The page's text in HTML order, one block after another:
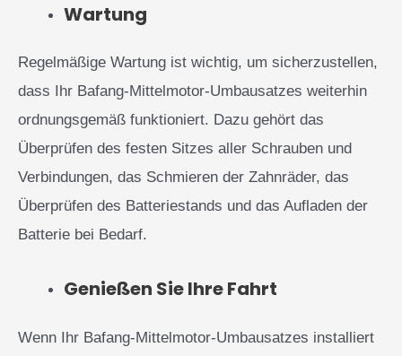
Wartung
Regelmäßige Wartung ist wichtig, um sicherzustellen,
dass Ihr Bafang-Mittelmotor-Umbausatzes weiterhin
ordnungsgemäß funktioniert. Dazu gehört das
Überprüfen des festen Sitzes aller Schrauben und
Verbindungen, das Schmieren der Zahnräder, das
Überprüfen des Batteriestands und das Aufladen der
Batterie bei Bedarf.
Genießen Sie Ihre Fahrt
Wenn Ihr Bafang-Mittelmotor-Umbausatzes installiert